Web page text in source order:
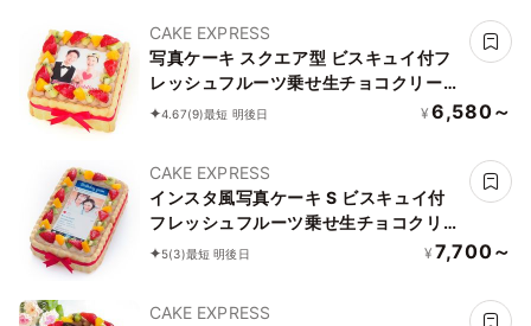
CAKE EXPRESS
写真ケーキ スクエア型 ビスキュイ付フ
レッシュフルーツ乗せ生チョコクリーム
ショートケーキ 5号 14×14cm choco-
4.67(9)最短 明後日 ¥ 6,580～
CAKE EXPRESS
インスタ風写真ケーキ S ビスキュイ付
フレッシュフルーツ乗せ生チョコクリー
ムショートケーキ 21×14cm choco-
5(3)最短 明後日 ¥ 7,700～
CAKE EXPRESS